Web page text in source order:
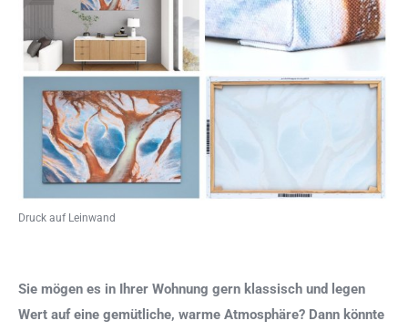
Druck auf Leinwand
Sie mögen es in Ihrer Wohnung gern klassisch und legen
Wert auf eine gemütliche, warme Atmosphäre? Dann könnte